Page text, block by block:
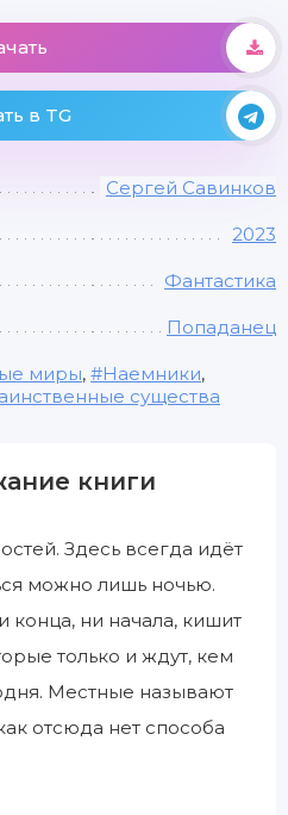
в TG
Сергей Савинков
2023
Фантастика
Попаданец
миры, Наемники,
существа
книги
Здесь всегда идёт
можно лишь ночью.
ни начала, кишит
только и ждут, кем
Местные называют
отсюда нет способа